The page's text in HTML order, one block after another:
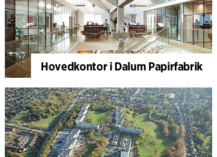
Hovedkontor i Dalum Papirfabrik